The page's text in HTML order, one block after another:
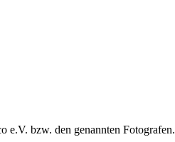
e.V. bzw. den genannten Fotografen.